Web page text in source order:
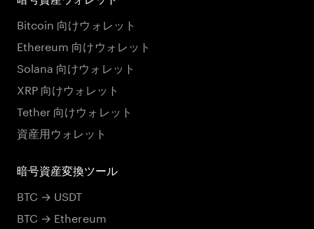
Bitcoin 向けウォレット
Ethereum 向けウォレット
Solana 向けウォレット
XRP 向けウォレット
Tether 向けウォレット
資産用ウォレット
暗号資産変換ツール
BTC → USDT
BTC → Ethereum